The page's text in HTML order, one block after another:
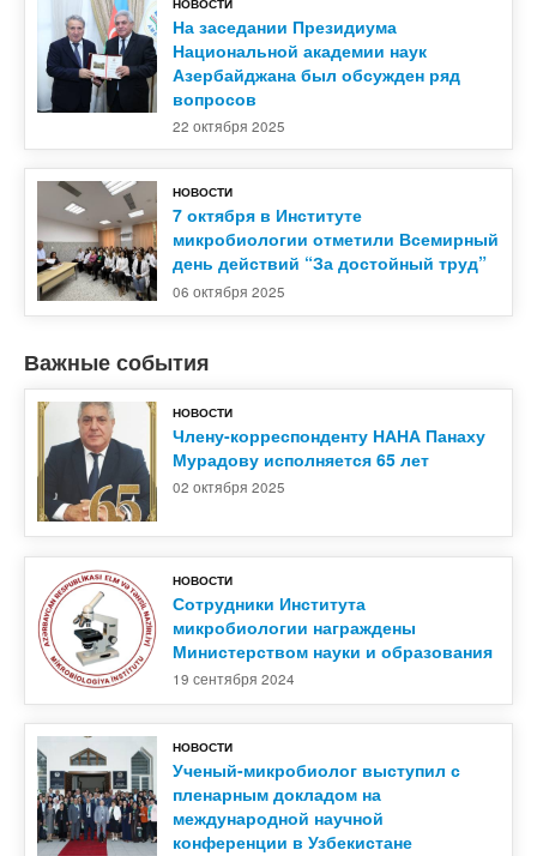
На заседании Президиума
Национальной академии наук
Азербайджана был обсужден ряд
вопросов
22 октября 2025
НОВОСТИ
7 октября в Институте
микробиологии отметили Всемирный
день действий “За достойный труд”
06 октября 2025
Важные события
НОВОСТИ
Члену-корреспонденту НАНА Панаху
Мурадову исполняется 65 лет
02 октября 2025
НОВОСТИ
Сотрудники Института
микробиологии награждены
Министерством науки и образования
19 сентября 2024
НОВОСТИ
Ученый-микробиолог выступил с
пленарным докладом на
международной научной
конференции в Узбекистане